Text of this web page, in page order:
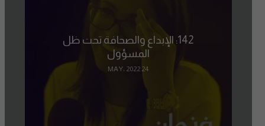
142: الإبداع والصحافة تحت ظل
المسؤول
24 MAY، 2022